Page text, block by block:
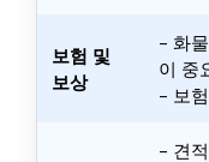
보험 및
보상
– 화
이 중
– 보
– 견